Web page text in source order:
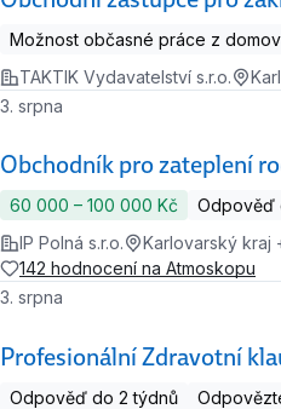
Možnost občasné práce z
TAKTIK Vydavatelství s.r.o.
Obchodník pro zateplení
3. srpna
60 000 ‍–‍ 100 000 Kč
Odpověď
IP Polná s.r.o.
Karlovarský kraj
142 hodnocení na Atmoskopu
Profesionální Zdravotní
3. srpna
Odpověď do 2 týdnů